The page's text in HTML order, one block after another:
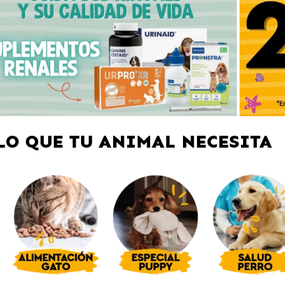
QUE TU ANIMAL NECESITA